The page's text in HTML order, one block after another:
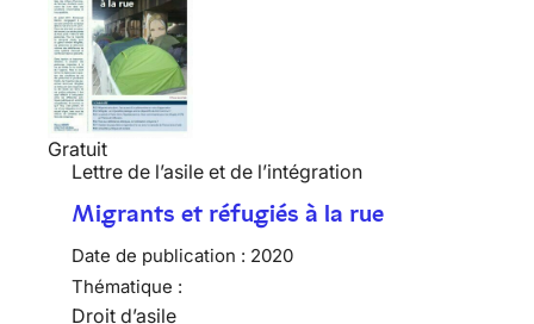
Gratuit
Lettre de l’asile et de l’intégration
Migrants et réfugiés à la rue
Date de publication : 2020
Thématique :
Droit d’asile